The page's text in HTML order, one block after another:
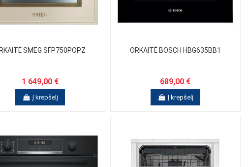
SMEG SFP750POPZ
1 649,00 €
Į krepšelį
ORKAITĖ BOSCH HBG635BB1
689,00 €
Į krepšelį